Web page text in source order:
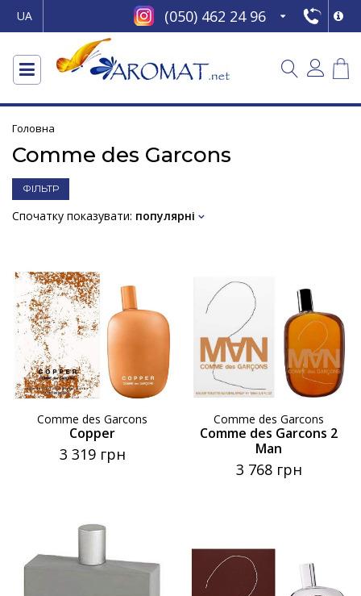
UA (050) 462 24 96
Головна
Comme des Garcons
ФІЛЬТР
Спочатку показувати: популярні
Comme des Garcons
Copper
3 319 грн
Comme des Garcons
Comme des Garcons 2
Man
3 768 грн